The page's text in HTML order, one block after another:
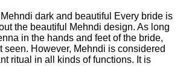
dark and beautiful Every bride is
the beautiful Mehndi design. As long
in the hands and feet of the bride,
seen. However, Mehndi is considered
ritual in all kinds of functions. It is